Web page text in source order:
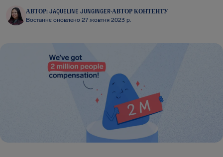
АВТОР: JAQUELINE JUNGINGER·АВТОР КОНТЕНТУ
Востаннє оновлено 27 жовтня 2023 р.